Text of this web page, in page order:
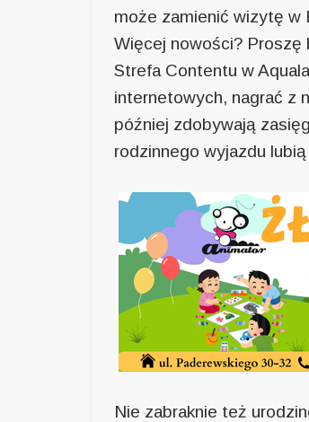
może zamienić wizytę w
Więcej nowości? Proszę
Strefa Contentu w
internetowych, nagrać z
później zdobywają
rodzinnego wyjazdu
Nie zabraknie też